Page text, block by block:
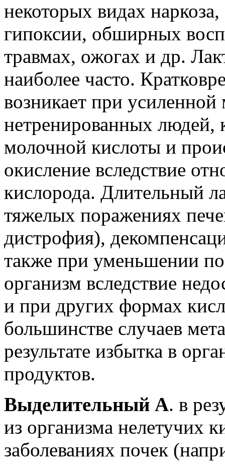
некоторых видах
гипоксии, обширных
травмах, ожогах и др.
наиболее часто.
возникает при
нетренированных людей,
молочной кислоты и
окисление вследствие
кислорода. Длительный
тяжелых поражениях
дистрофия),
также при уменьшении
организм вследствие
и при других формах
большинстве случаев
результате избытка в
продуктов.
Выделительный А. в
из организма нелетучих
заболеваниях почек